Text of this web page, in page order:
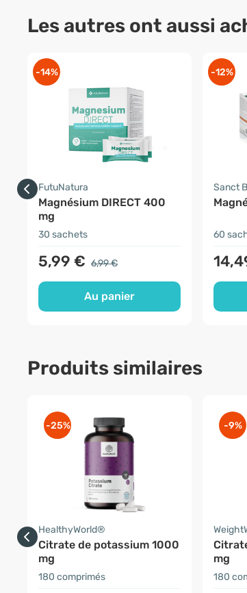
Les autres ont aussi
-14%
FutuNatura
Magnésium DIRECT 400
mg
30 sachets
5,99 € 6,99 €
Au panier
-12%
Sanct
60
Produits similaires
-25%
HealthyWorld®
Citrate de potassium 1000
mg
180 comprimés
-9%
mg
180